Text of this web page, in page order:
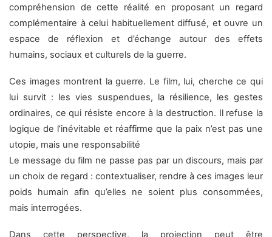
compréhension de cette réalité en proposant un regard
complémentaire à celui habituellement diffusé, et ouvre un
espace de réflexion et d’échange autour des effets
humains, sociaux et culturels de la guerre.
Ces images montrent la guerre. Le film, lui, cherche ce qui
lui survit : les vies suspendues, la résilience, les gestes
ordinaires, ce qui résiste encore à la destruction. Il refuse la
logique de l’inévitable et réaffirme que la paix n’est pas une
utopie, mais une responsabilité
Le message du film ne passe pas par un discours, mais par
un choix de regard : contextualiser, rendre à ces images leur
poids humain afin qu’elles ne soient plus consommées,
mais interrogées.
Dans cette perspective, la projection peut être